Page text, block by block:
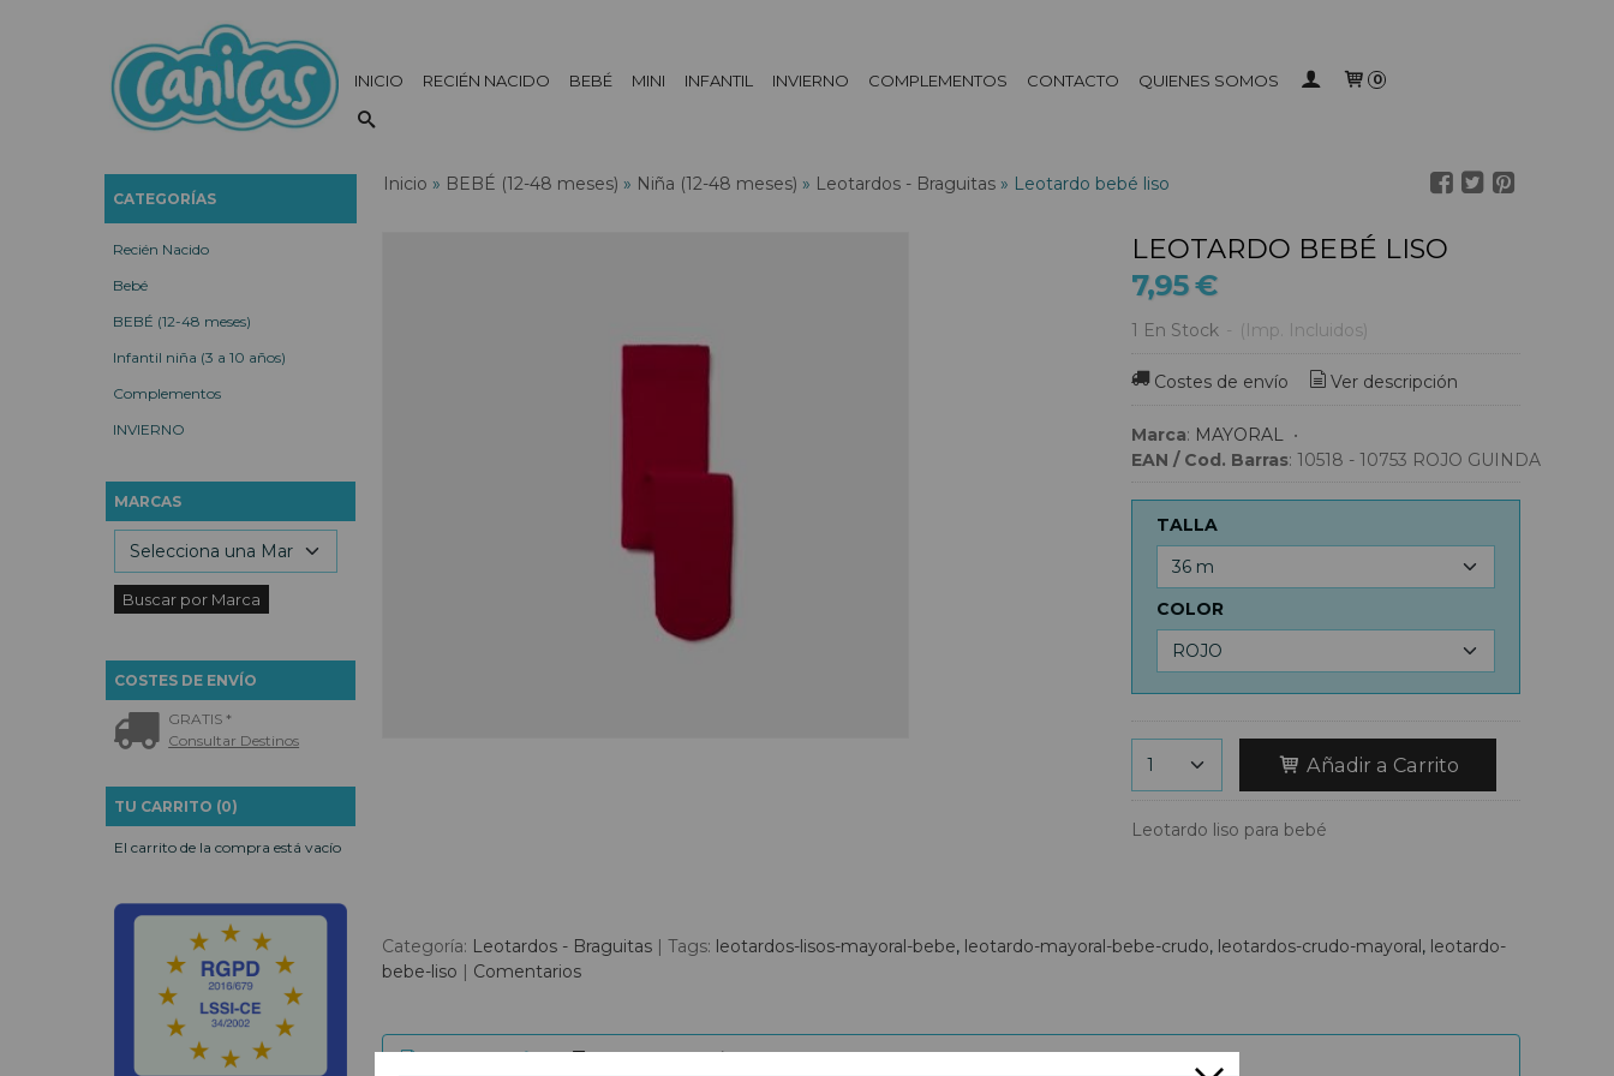
INICIO RECIÉN NACIDO BEBÉ MINI INFANTIL INVIERNO COMPLEMENTOS CONTACTO QUIENES SOMOS 0
CATEGORÍAS
Recién Nacido
Bebé
BEBÉ (12-48 meses)
Infantil niña (3 a 10 años)
Complementos
INVIERNO
MARCAS
COSTES DE ENVÍO
GRATIS *
Consultar Destinos
TU CARRITO (0)
El carrito de la compra está vacío
Inicio » BEBÉ (12-48 meses) » Niña (12-48 meses) » Leotardos - Braguitas » Leotardo bebé liso
LEOTARDO BEBÉ LISO
7,95 €
1 En Stock - (Imp. Incluidos)
Costes de envío Ver descripción
Marca: MAYORAL •
EAN / Cod. Barras: 10518 - 10753 ROJO GUINDA
TALLA
COLOR
Añadir a Carrito
Leotardo liso para bebé
Categoría: Leotardos - Braguitas | Tags: leotardos-lisos-mayoral-bebe leotardo-mayoral-bebe-crudo leotardos-crudo-mayoral leotardo-
bebe-liso | Comentarios